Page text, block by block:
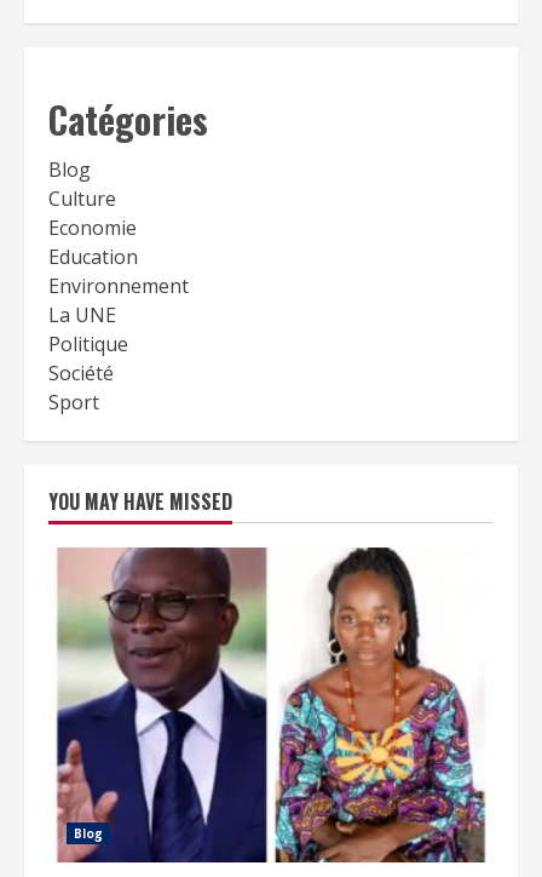
Catégories
Blog
Culture
Economie
Education
Environnement
La UNE
Politique
Société
Sport
YOU MAY HAVE MISSED
Blog